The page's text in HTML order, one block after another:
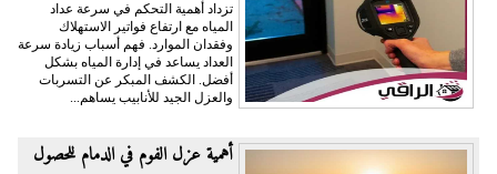
تزداد أهمية التحكم في سرعة عداد
المياه مع ارتفاع فواتير الاستهلاك
وفقدان الموارد. فهم أسباب زيادة سرعة
العداد يساعد في إدارة المياه بشكل
أفضل. الكشف المبكر عن التسربات
والعزل الجيد للأنابيب يساهم...
أهمية عزل الفوم في الدمام للحصول